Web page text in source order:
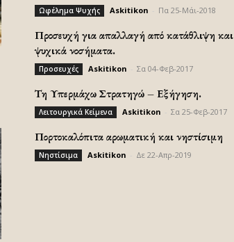
Ωφέλημα Ψυχής Askitikon Πα 25-Μάι-2018
Προσευχή για απαλλαγή από κατάθλιψη και
ψυχικά νοσήματα.
Προσευχές Askitikon Σα 04-Φεβ-2017
Τη Υπερμάχω Στρατηγώ – Εξήγηση.
Λειτουργικά Κείμενα Askitikon Σα 25-Φεβ-2017
Πορτοκαλόπιτα αρωματική και νηστίσιμη
Νηστίσιμα Askitikon Δε 22-Απρ-2019